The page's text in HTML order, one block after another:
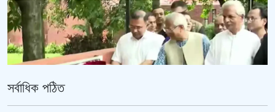
সর্বাধিক পঠিত